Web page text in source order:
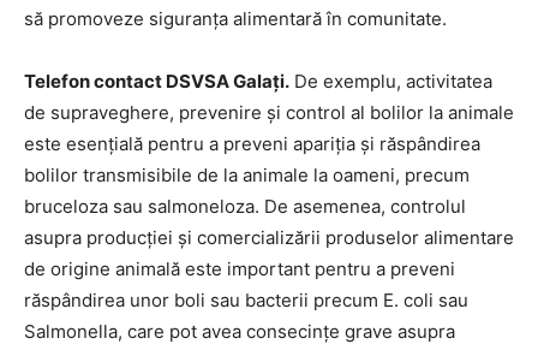
să promoveze siguranța alimentară în comunitate.
Telefon contact DSVSA Galați. De exemplu, activitatea
de supraveghere, prevenire și control al bolilor la animale
este esențială pentru a preveni apariția și răspândirea
bolilor transmisibile de la animale la oameni, precum
bruceloza sau salmoneloza. De asemenea, controlul
asupra producției și comercializării produselor alimentare
de origine animală este important pentru a preveni
răspândirea unor boli sau bacterii precum E. coli sau
Salmonella, care pot avea consecințe grave asupra